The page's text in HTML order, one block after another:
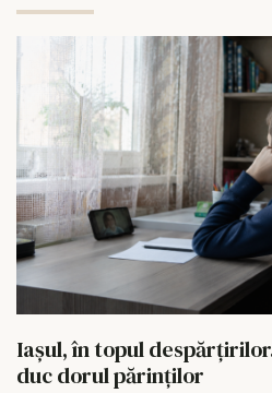
Iașul, în topul
duc dorul părinților